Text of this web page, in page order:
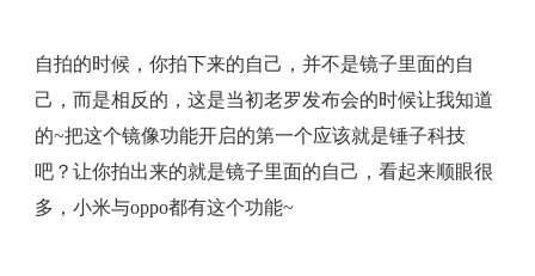
自拍的时候，你拍下来的自己，并不是镜子里面的自
己，而是相反的，这是当初老罗发布会的时候让我知道
的~把这个镜像功能开启的第一个应该就是锤子科技
吧？让你拍出来的就是镜子里面的自己，看起来顺眼很
多，小米与oppo都有这个功能~